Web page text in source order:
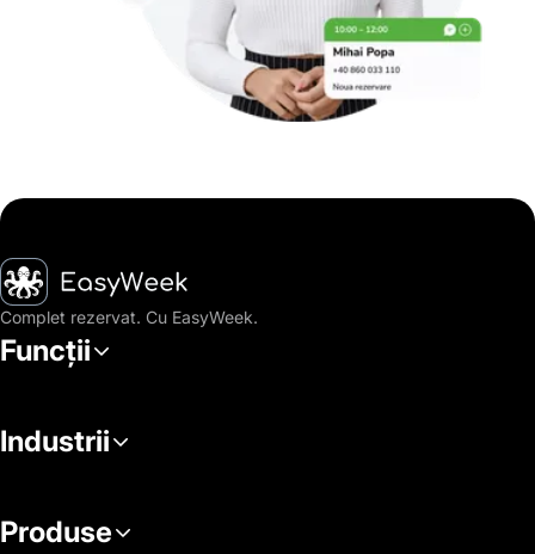
Pagina principală
Complet rezervat. Cu EasyWeek.
Funcții
Industrii
Produse